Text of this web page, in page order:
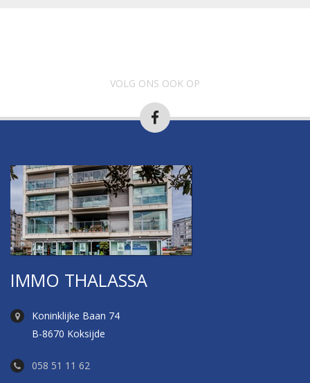
VOLG ONS OOK OP
IMMO THALASSA
Koninklijke Baan 74
B-8670 Koksijde
058 51 11 62